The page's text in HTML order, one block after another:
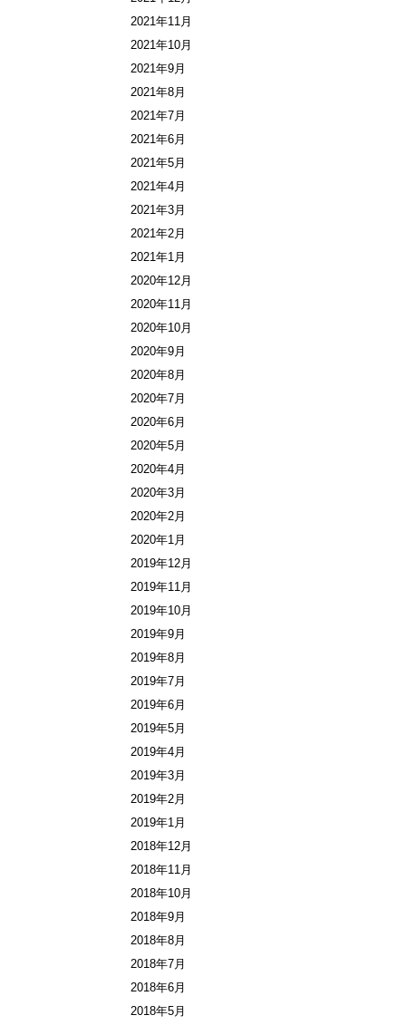
2021年11月
2021年10月
2021年9月
2021年8月
2021年7月
2021年6月
2021年5月
2021年4月
2021年3月
2021年2月
2021年1月
2020年12月
2020年11月
2020年10月
2020年9月
2020年8月
2020年7月
2020年6月
2020年5月
2020年4月
2020年3月
2020年2月
2020年1月
2019年12月
2019年11月
2019年10月
2019年9月
2019年8月
2019年7月
2019年6月
2019年5月
2019年4月
2019年3月
2019年2月
2019年1月
2018年12月
2018年11月
2018年10月
2018年9月
2018年8月
2018年7月
2018年6月
2018年5月